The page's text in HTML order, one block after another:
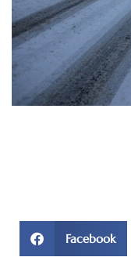
Facebook